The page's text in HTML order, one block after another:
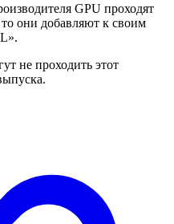
GPU проходят
они добавляют к своим
не проходить этот